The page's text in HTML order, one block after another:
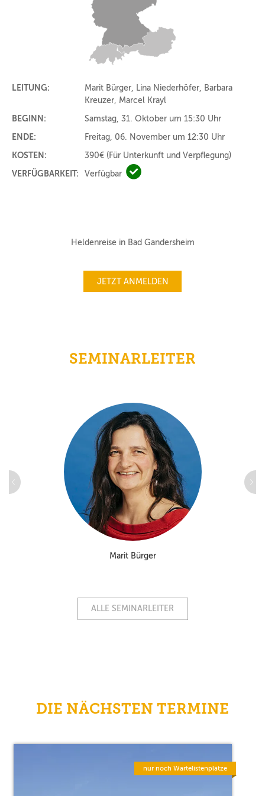
LEITUNG:
Marit Bürger, Lina Niederhöfer, Barbara
Kreuzer, Marcel Krayl
BEGINN:
Samstag, 31. Oktober um 15:30 Uhr
ENDE:
Freitag, 06. November um 12:30 Uhr
KOSTEN:
390€ (Für Unterkunft und Verpflegung)
VERFÜGBARKEIT:
Verfügbar Verfügbar
Heldenreise in Bad Gandersheim
JETZT ANMELDEN
SEMINARLEITER
Marit Bürger
ALLE SEMINARLEITER
DIE NÄCHSTEN TERMINE
nur noch Wartelistenplätze